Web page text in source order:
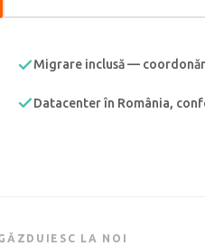
Migrare inclusă —
Datacenter în România,
LA NOI